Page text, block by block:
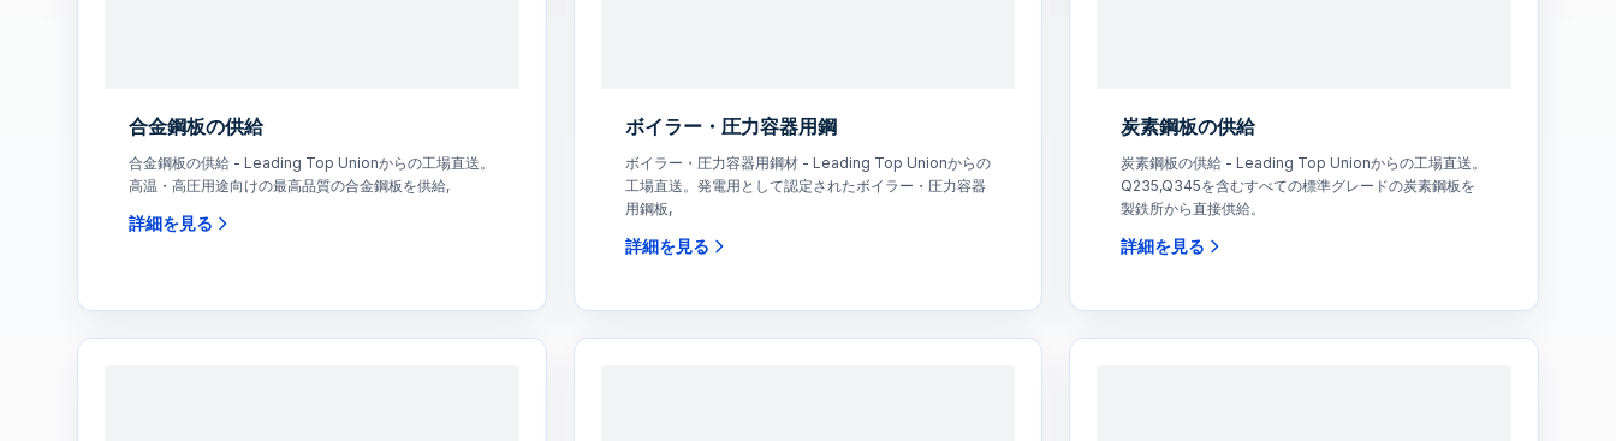
合金鋼板の供給
合金鋼板の供給 - Leading Top Unionからの工場直送。
高温・高圧用途向けの最高品質の合金鋼板を供給,
詳細を見る
ボイラー・圧力容器用鋼
ボイラー・圧力容器用鋼材 - Leading Top Unionからの
工場直送。発電用として認定されたボイラー・圧力容器
用鋼板,
詳細を見る
炭素鋼板の供給
炭素鋼板の供給 - Leading Top Unionからの工場直送。
Q235,Q345を含むすべての標準グレードの炭素鋼板を
製鉄所から直接供給。
詳細を見る